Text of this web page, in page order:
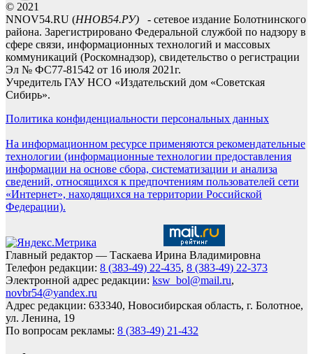
© 2021
NNOV54.RU (ННОВ54.РУ) - сетевое издание Болотнинского
района. Зарегистрировано Федеральной службой по надзору в
сфере связи, информационных технологий и массовых
коммуникаций (Роскомнадзор), свидетельство о регистрации
Эл № ФС77-81542 от 16 июля 2021г.
Учредитель ГАУ НСО «Издательский дом «Советская
Сибирь».
Политика конфиденциальности персональных данных
На информационном ресурсе применяются рекомендательные
технологии (информационные технологии предоставления
информации на основе сбора, систематизации и анализа
сведений, относящихся к предпочтениям пользователей сети
«Интернет», находящихся на территории Российской
Федерации).
Главный редактор — Таскаева Ирина Владимировна
Телефон редакции: 8 (383-49) 22-435, 8 (383-49) 22-373
Электронной адрес редакции: ksw_bol@mail.ru,
novbr54@yandex.ru
Адрес редакции: 633340, Новосибирская область, г. Болотное,
ул. Ленина, 19
По вопросам рекламы: 8 (383-49) 21-432